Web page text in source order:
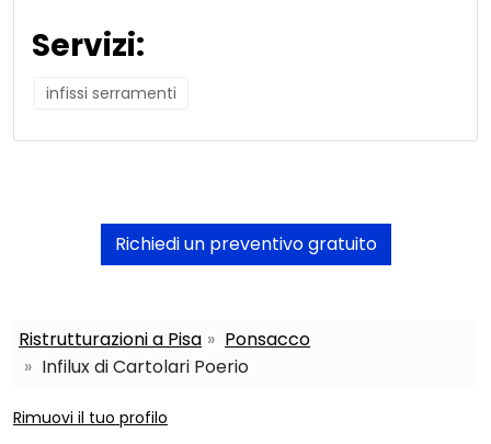
Servizi:
infissi serramenti
Richiedi un preventivo gratuito
Ristrutturazioni a Pisa
Ponsacco
Infilux di Cartolari Poerio
Rimuovi il tuo profilo